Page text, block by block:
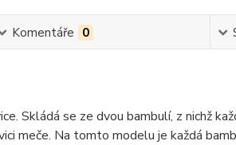
Komentáře 0
Skládá se ze dvou bambulí, z nichž
meče. Na tomto modelu je každá